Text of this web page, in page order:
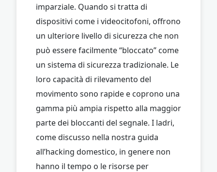
imparziale. Quando si tratta di
dispositivi come i videocitofoni, offrono
un ulteriore livello di sicurezza che non
può essere facilmente “bloccato” come
un sistema di sicurezza tradizionale. Le
loro capacità di rilevamento del
movimento sono rapide e coprono una
gamma più ampia rispetto alla maggior
parte dei bloccanti del segnale. I ladri,
come discusso nella nostra guida
all’hacking domestico, in genere non
hanno il tempo o le risorse per